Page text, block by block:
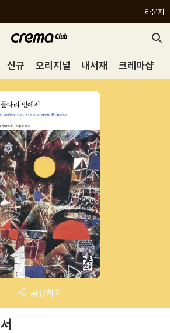
라운지
신규 오리지널 내서재 크레마샵
공유하기